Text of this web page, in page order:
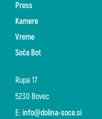
Rupa 17
5230 Bovec
E: info@dolina-soce.si
Press
Kamere
Vreme
Soča Bot